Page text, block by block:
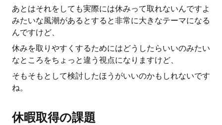
あとはそれをしても実際には休みって取れないんですよ
みたいな風潮があるとすると非常に大きなテーマになる
んですけど、
休みを取りやすくするためにはどうしたらいいのみたい
なところをちょっと違う視点になりますけど、
そもそもとして検討したほうがいいのかもしれないです
ね。
休暇取得の課題